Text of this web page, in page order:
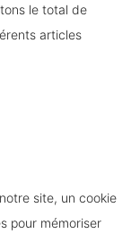
le total de
articles
site, un cookie
pour mémoriser